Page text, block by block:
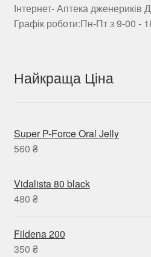
Інтернет- Аптека дженериків
Графік роботи:Пн-Пт з 9-00 -
Найкраща Ціна
Super P-Force Oral Jelly
560 ₴
Vidalista 80 black
480 ₴
Fildena 200
350 ₴